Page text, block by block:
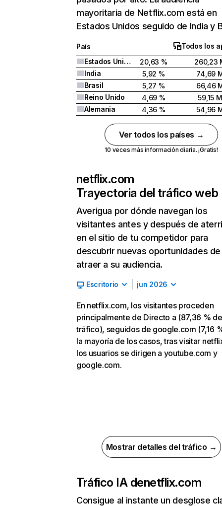
mayoritaria de Netflix.com está en
Estados Unidos seguido de India y
País
Todos los
Estados Unidos
20,63 %
260,23
India
5,92 %
74,69
Brasil
5,27 %
66,46
Reino Unido
4,69 %
59,15 M
Alemania
4,36 % 54,96
Ver todos los países →
10 veces más información diaria. ¡Gratis!
netflix.com
Trayectoria del tráfico web
Averigua por dónde navegan los
visitantes antes y después de
en el sitio de tu competidor para
descubrir nuevas oportunidades de
atraer a su audiencia.
Escritorio jun 2026
En netflix.com, los visitantes proceden
principalmente de Directo a (87,36 % de
tráfico), seguidos de google.com (7,16
la mayoría de los casos, tras visitar
los usuarios se dirigen a youtube.com y
google.com.
Mostrar detalles del tráfico →
Tráfico IA denetflix.com
Consigue al instante un desglose